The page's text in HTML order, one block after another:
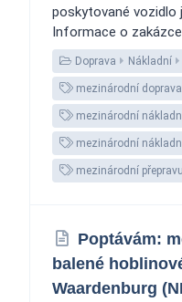
poskytované vozidlo
Informace o
Doprava Nákladní
mezinárodní doprava
mezinárodní
mezinárodní
mezinárodní přepravu
Poptávám:
balené
Waardenburg